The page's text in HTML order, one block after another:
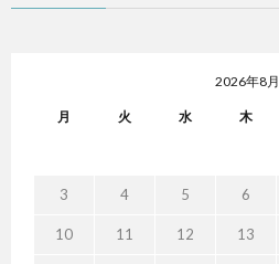
2026年8月
月 火 水 木
3 4 5 6
10 11 12 13